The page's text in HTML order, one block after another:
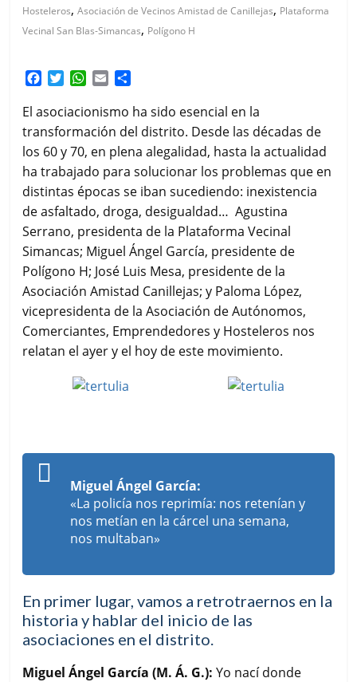
Hosteleros,Asociación de Vecinos Amistad de Canillejas, Plataforma
Vecinal San Blas-Simancas, Polígono H
c
e
b
o
o
k
i
t
t
e
r
W
a
t
s
A
p
p
a
i
l
m
p
a
r
t
i
r
El asociacionismo ha sido esencial en la
transformación del distrito. Desde las décadas de
los 60 y 70, en plena alegalidad, hasta la actualidad
ha trabajado para solucionar los problemas que en
distintas épocas se iban sucediendo: inexistencia
de asfaltado, droga, desigualdad… Agustina
Serrano, presidenta de la Plataforma Vecinal
Simancas; Miguel Ángel García, presidente de
Polígono H; José Luis Mesa, presidente de la
Asociación Amistad Canillejas; y Paloma López,
vicepresidenta de la Asociación de Autónomos,
Comerciantes, Emprendedores y Hosteleros nos
relatan el ayer y el hoy de este movimiento.
Miguel Ángel García:
«La policía nos reprimía: nos retenían y
nos metían en la cárcel una semana,
nos multaban»
En primer lugar, vamos a retrotraernos en la
historia y hablar del inicio de las
asociaciones en el distrito.
Miguel Ángel García (M. Á. G.): Yo nací donde